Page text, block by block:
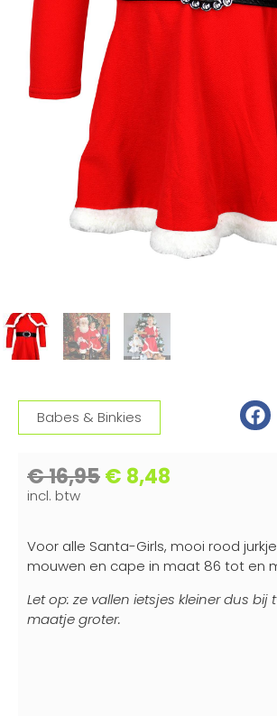
Babes & Binkies
€16,95€ 8,48
incl. btw
Voor alle Santa-Girls, mooi rood
mouwen en cape in maat 86 tot en
Let op: ze vallen ietsjes kleiner dus bij
maatje groter.